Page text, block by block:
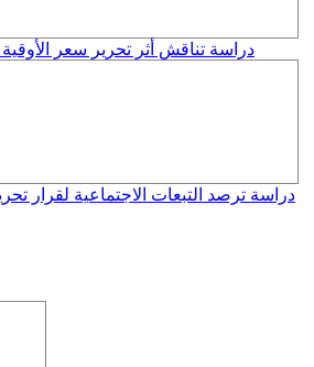
دراسة تناقش أثر تحرير سعر الأوقية
دراسة ترصد التبعات الاجتماعية لقرار